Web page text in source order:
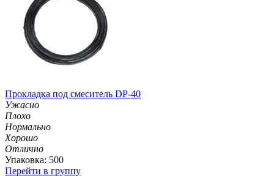
Прокладка под смеситель DP-40
Ужасно
Плохо
Нормально
Хорошо
Отлично
Упаковка: 500
Перейти в группу